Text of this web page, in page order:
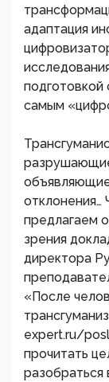
адаптация
самым
отклонения…
предлагаем
зрения
директора
«После
expert.ru/
прочитать